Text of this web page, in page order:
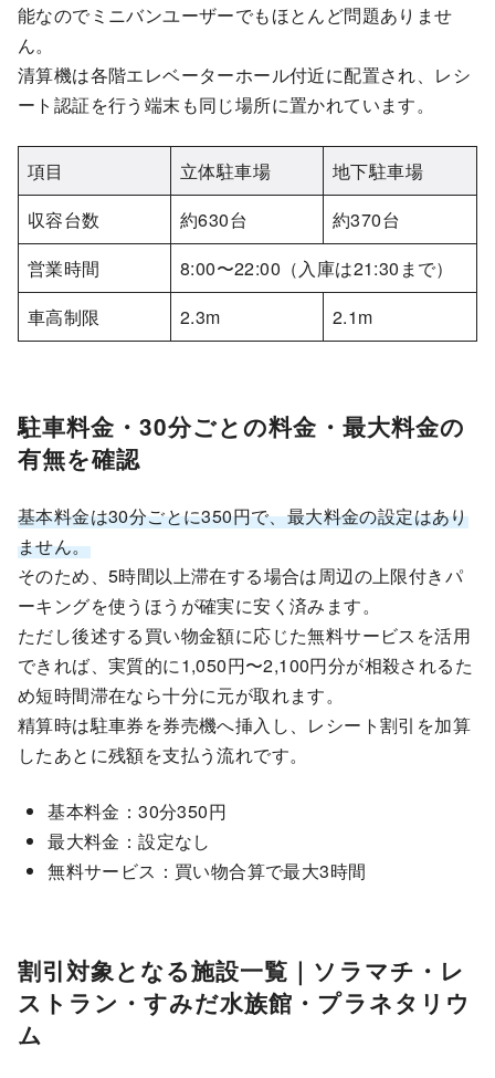
能なのでミニバンユーザーでもほとんど問題ありませ
ん。
清算機は各階エレベーターホール付近に配置され、レシ
ート認証を行う端末も同じ場所に置かれています。
項目 立体駐車場
地下駐車場
収容台数
約630台
約370台
営業時間
8:00〜22:00（入庫は21:30まで）
車高制限
2.3m 2.1m
駐車料金・30分ごとの料金・最大料金の
有無を確認
基本料金は30分ごとに350円で、最大料金の設定はあり
ません。
そのため、5時間以上滞在する場合は周辺の上限付きパ
ーキングを使うほうが確実に安く済みます。
ただし後述する買い物金額に応じた無料サービスを活用
できれば、実質的に1,050円〜2,100円分が相殺されるた
め短時間滞在なら十分に元が取れます。
精算時は駐車券を券売機へ挿入し、レシート割引を加算
したあとに残額を支払う流れです。
基本料金：30分350円
最大料金：設定なし
無料サービス：買い物合算で最大3時間
割引対象となる施設一覧｜ソラマチ・レ
ストラン・すみだ水族館・プラネタリウ
ム